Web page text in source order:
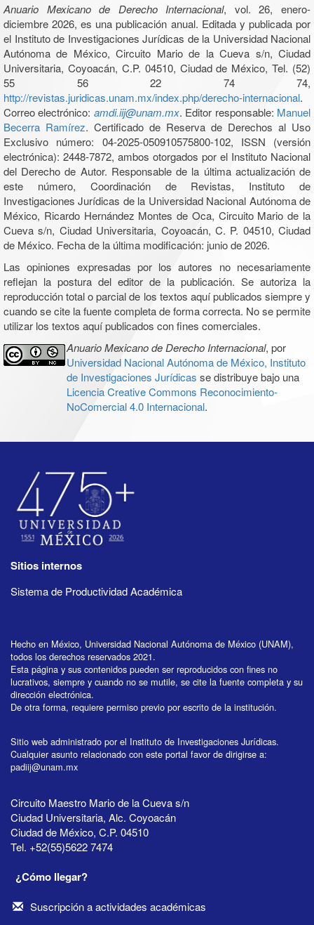
Anuario Mexicano de Derecho Internacional, vol. 26, enero-
diciembre 2026, es una publicación anual. Editada y publicada por
el Instituto de Investigaciones Jurídicas de la Universidad Nacional
Autónoma de México, Circuito Mario de la Cueva s/n, Ciudad
Universitaria, Coyoacán, C.P. 04510, Ciudad de México, Tel. (52)
55 56 22 74 74,
http://revistas.juridicas.unam.mx/index.php/derecho-internacional.
Correo electrónico: amdi.iij@unam.mx. Editor responsable: Manuel
Becerra Ramírez. Certificado de Reserva de Derechos al Uso
Exclusivo número: 04-2025-050910575800-102, ISSN (versión
electrónica): 2448-7872, ambos otorgados por el Instituto Nacional
del Derecho de Autor. Responsable de la última actualización de
este número, Coordinación de Revistas, Instituto de
Investigaciones Jurídicas de la Universidad Nacional Autónoma de
México, Ricardo Hernández Montes de Oca, Circuito Mario de la
Cueva s/n, Ciudad Universitaria, Coyoacán, C. P. 04510, Ciudad
de México. Fecha de la última modificación: junio de 2026.
Las opiniones expresadas por los autores no necesariamente
reflejan la postura del editor de la publicación. Se autoriza la
reproducción total o parcial de los textos aquí publicados siempre y
cuando se cite la fuente completa de forma correcta. No se permite
utilizar los textos aquí publicados con fines comerciales.
Anuario Mexicano de Derecho Internacional, por
Universidad Nacional Autónoma de México, Instituto
de Investigaciones Jurídicas se distribuye bajo una
Licencia Creative Commons Reconocimiento-
NoComercial 4.0 Internacional.
Sitios internos
Sistema de Productividad Académica
Hecho en México, Universidad Nacional Autónoma de México (UNAM),
todos los derechos reservados 2021.
Esta página y sus contenidos pueden ser reproducidos con fines no
lucrativos, siempre y cuando no se mutile, se cite la fuente completa y su
dirección electrónica.
De otra forma, requiere permiso previo por escrito de la institución.
Sitio web administrado por el Instituto de Investigaciones Jurídicas.
Cualquier asunto relacionado con este portal favor de dirigirse a:
padiij@unam.mx
Circuito Maestro Mario de la Cueva s/n
Ciudad Universitaria, Alc. Coyoacán
Ciudad de México, C.P. 04510
Tel. +52(55)5622 7474
¿Cómo llegar?
Suscripción a actividades académicas